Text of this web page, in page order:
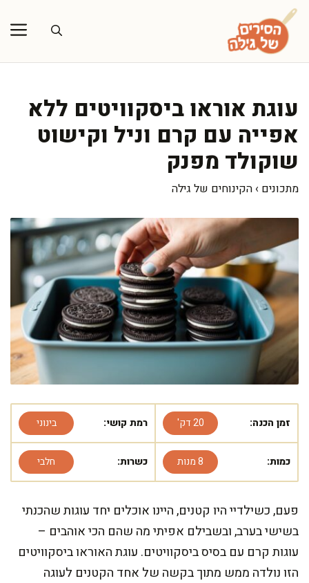
לדלג
לתוכן
עוגת אוראו ביסקוויטים ללא
אפייה עם קרם וניל וקישוט
שוקולד מפנק
מתכונים › הקינוחים של גילה
זמן הכנה: 20 דק' רמת קושי: בינוני
כמות: 8 מנות כשרות: חלבי
פעם, כשילדיי היו קטנים, היינו אוכלים יחד עוגות שהכנתי
בשישי בערב, ובשבילם אפיתי מה שהם הכי אוהבים –
עוגות קרם עם בסיס ביסקוויטים. עוגת האוראו ביסקוויטים
הזו נולדה ממש מתוך בקשה של אחד הקטנים לעוגה